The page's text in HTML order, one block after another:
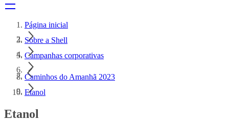
Página inicial
Sobre a Shell
Campanhas corporativas
Caminhos do Amanhã 2023
Etanol
Etanol